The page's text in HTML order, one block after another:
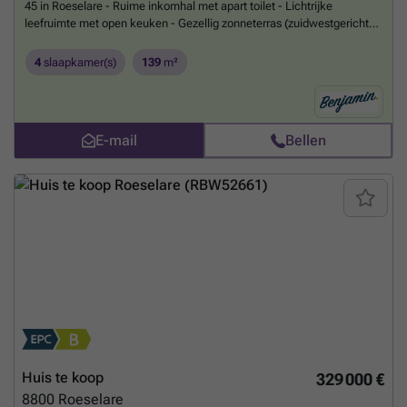
45 in Roeselare - Ruime inkomhal met apart toilet - Lichtrijke
leefruimte met open keuken - Gezellig zonneterras (zuidwestgericht)
Badkamer met toilet, inloopdouche en wastafel - Grote zolder
Conforme elektriciteit - EPC: 219 kWh/m²/jaar, label C, UC: 3921422
Meer weten?
4 slaapkamer(s) 139 m²
E-mail Bellen
329 000 €
Huis te koop
8800 Roeselare